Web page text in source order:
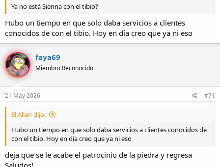
Ya no está Sienna con el tibio?
Hubo un tiempo en que solo daba servicios a clientes
conocidos de con el tibio. Hoy en día creo que ya ni eso
faya69
Miembro Reconocido
21 May 2026 #71
El.Allan dijo:
Hubo un tiempo en que solo daba servicios a clientes conocidos de
con el tibio. Hoy en día creo que ya ni eso
deja que se le acabe el patrocinio de la piedra y regresa